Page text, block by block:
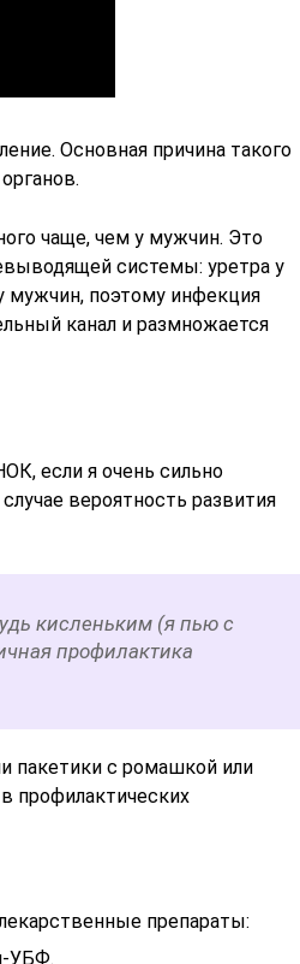
Основная причина такого
чаще, чем у мужчин. Это
системы: уретра у
мужчин, поэтому инфекция
канал и размножается
если я очень сильно
вероятность развития
кисленьким (я пью с
профилактика
пакетики с ромашкой или
профилактических
препараты:
УБФ.